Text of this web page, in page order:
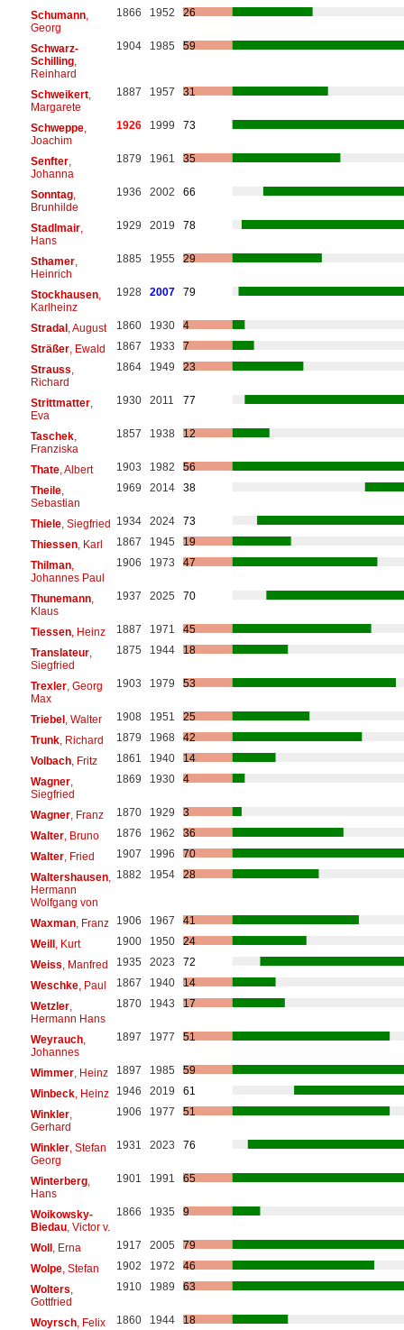
Schumann,
Georg
1866 1952 26
Schwarz-
Schilling,
Reinhard
1904 1985 59
Schweikert,
Margarete
1887 1957 31
Schweppe,
Joachim
1926 1999 73
Senfter,
Johanna
1879 1961 35
Sonntag,
Brunhilde
1936 2002 66
Stadlmair,
Hans
1929 2019 78
Sthamer,
Heinrich
1885 1955 29
Stockhausen,
Karlheinz
1928 2007 79
Stradal, August 1860 1930
4
Sträßer, Ewald 1867 1933
7
Strauss
Richard
1864 1949 23
Strittmatter,
Eva
1930 2011 77
Taschek,
Franziska
1857 1938 12
Thate, Albert 1903 1982
56
Theile,
Sebastian
1969 2014 38
Thiele, Siegfried 1934 2024
73
Thiessen, Karl 1867 1945
19
Thilman,
Johannes Paul
1906 1973 47
Thunemann,
Klaus
1937 2025 70
Tiessen, Heinz 1887 1971
45
Translateur,
Siegfried
1875 1944 18
Trexler, Georg
Max
1903 1979 53
Triebel, Walter 1908 1951
25
Trunk, Richard 1879 1968
42
Volbach, Fritz 1861 1940
14
Wagner,
Siegfried
1869 1930 4
Wagner, Franz 1870 1929
3
Walter, Bruno 1876 1962
36
Walter, Fried 1907 1996
70
Waltershausen,
Hermann
Wolfgang von
1882 1954 28
Waxman, Franz 1906 1967
41
Weill, Kurt 1900 1950
24
Weiss , Manfred 1935 2023
72
Weschke, Paul 1867 1940
14
Wetzler,
Hermann Hans
1870 1943 17
Weyrauch,
Johannes
1897 1977 51
Wimmer, Heinz 1897 1985
59
Winbeck, Heinz 1946 2019
61
Winkler,
Gerhard
1906 1977 51
Winkler, Stefan
Georg
1931 2023 76
Winterberg,
Hans
1901 1991 65
Woikowsky-
Biedau, Victor v.
1866 1935 9
Woll, Erna 1917 2005
79
Wolpe, Stefan 1902 1972
46
Wolters
Gottfried
1910 1989 63
Woyrsch, Felix 1860 1944
18